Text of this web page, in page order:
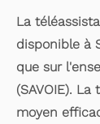
La
disponible à
que sur
(SAVOIE).
moyen